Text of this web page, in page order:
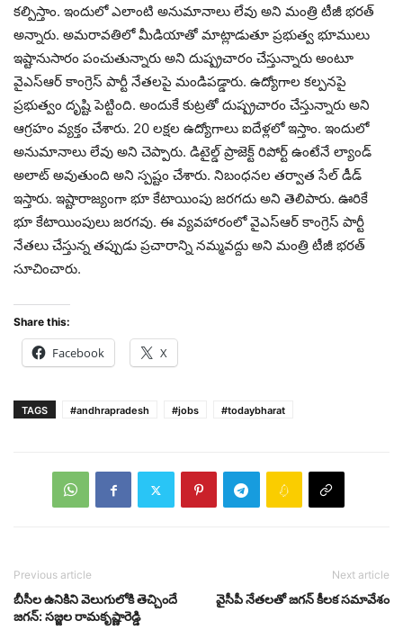
కల్పిస్తాం. ఇందులో ఎలాంటి అనుమానాలు లేవు అని మంత్రి టీజీ భరత్
అన్నారు. అమరావతిలో మీడియాతో మాట్లాడుతూ ప్రభుత్వ భూములు
ఇష్టానుసారం పంచుతున్నారు అని దుష్ప్రచారం చేస్తున్నారు అంటూ
వైఎస్ఆర్ కాంగ్రెస్ పార్టీ నేతలపై మండిపడ్డారు. ఉద్యోగాల కల్పనపై
ప్రభుత్వం దృష్టి పెట్టింది. అందుకే కుట్రతో దుష్ప్రచారం చేస్తున్నారు అని
ఆగ్రహం వ్యక్తం చేశారు. 20 లక్షల ఉద్యోగాలు ఐదేళ్లలో ఇస్తాం. ఇందులో
అనుమానాలు లేవు అని చెప్పారు. డిటైల్డ్ ప్రాజెక్ట్ రిపోర్ట్ ఉంటేనే ల్యాండ్
అలాట్ అవుతుంది అని స్పష్టం చేశారు. నిబంధనల తర్వాత సేల్ డీడ్
ఇస్తారు. ఇష్టారాజ్యంగా భూ కేటాయింపు జరగదు అని తెలిపారు. ఊరికే
భూ కేటాయింపులు జరగవు. ఈ వ్యవహారంలో వైఎస్ఆర్ కాంగ్రెస్ పార్టీ
నేతలు చేస్తున్న తప్పుడు ప్రచారాన్ని నమ్మవద్దు అని మంత్రి టీజీ భరత్
సూచించారు.
Share this:
Facebook X
TAGS #andhrapradesh #jobs #todaybharat
Previous article
బీసీల ఉనికిని వెలుగులోకి తెచ్చిందే
జగన్: సజ్జల రామకృష్ణారెడ్డి
Next article
వైసీపీ నేత‌ల‌తో జగన్ కీలక సమావేశం